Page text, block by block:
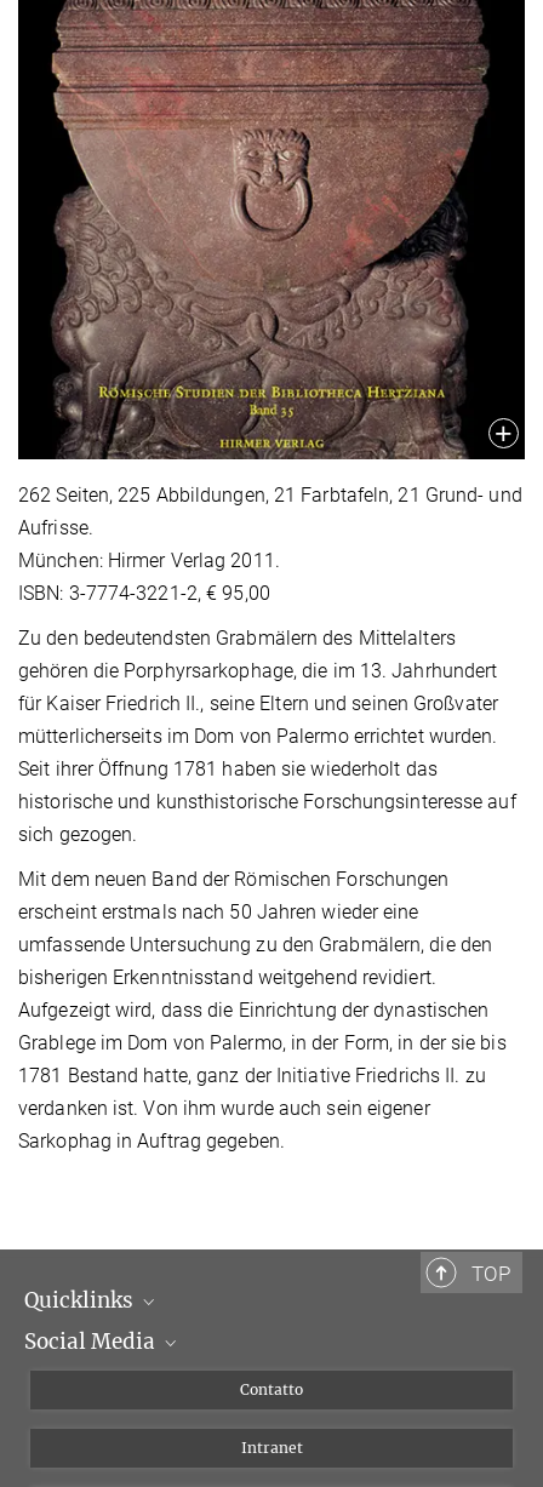
262 Seiten, 225 Abbildungen, 21 Farbtafeln, 21 Grund- und
Aufrisse.
München: Hirmer Verlag 2011.
ISBN: 3-7774-3221-2, € 95,00
Zu den bedeutendsten Grabmälern des Mittelalters
gehören die Porphyrsarkophage, die im 13. Jahrhundert
für Kaiser Friedrich II., seine Eltern und seinen Großvater
mütterlicherseits im Dom von Palermo errichtet wurden.
Seit ihrer Öffnung 1781 haben sie wiederholt das
historische und kunsthistorische Forschungsinteresse auf
sich gezogen.
Mit dem neuen Band der Römischen Forschungen
erscheint erstmals nach 50 Jahren wieder eine
umfassende Untersuchung zu den Grabmälern, die den
bisherigen Erkenntnisstand weitgehend revidiert.
Aufgezeigt wird, dass die Einrichtung der dynastischen
Grablege im Dom von Palermo, in der Form, in der sie bis
1781 Bestand hatte, ganz der Initiative Friedrichs II. zu
verdanken ist. Von ihm wurde auch sein eigener
Sarkophag in Auftrag gegeben.
TOP
Quicklinks
Dipartimenti di ricerca
Social Media
Instagram
Bluesky
Contatto
Intranet